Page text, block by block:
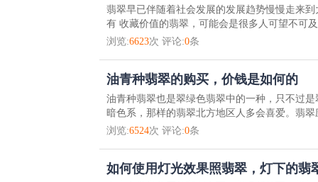
翡翠早已伴随着社会发展的发展趋势慢慢走来
有 收藏价值的翡翠，可能会是很多人可望不可
浏览:6623次 评论:0条
油青种翡翠的购买，价钱是如何的
油青种翡翠也是翠绿色翡翠中的一种，只不过
暗色系，那样的翡翠北方地区人多会喜爱。翡
浏览:6524次 评论:0条
如何使用灯光效果照翡翠，灯下的翡